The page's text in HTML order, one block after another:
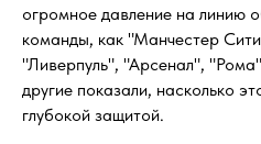
огромное давление на линию
команды, как "Манчестер
"Ливерпуль", "Арсенал",
другие показали, насколько
глубокой защитой.